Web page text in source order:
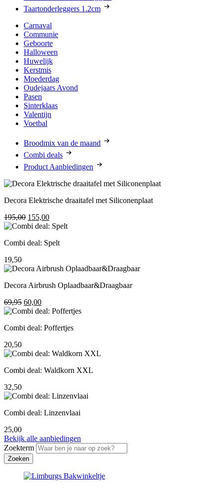
Taartonderleggers 1.2cm
Carnaval
Communie
Geboorte
Halloween
Huwelijk
Kerstmis
Moederdag
Oudejaars Avond
Pasen
Sinterklaas
Valentijn
Voetbal
Broodmix van de maand
Combi deals
Product Aanbiedingen
Decora Elektrische draaitafel met Siliconenplaat
195,00 Oorspronkelijke
prijs
195,00.
155,00Huidige
prijs
155,00.
Combi deal: Spelt
19,50
Decora Airbrush Oplaadbaar&Draagbaar
69,95 Oorspronkelijke
prijs
69,95.
60,00Huidige
prijs
60,00.
Combi deal: Poffertjes
20,50
Combi deal: Waldkorn XXL
32,50
Combi deal: Linzenvlaai
25,00
Bekijk alle aanbiedingen
Zoekterm